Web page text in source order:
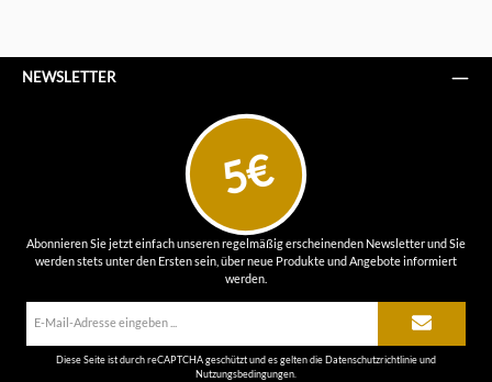
NEWSLETTER
5€
Abonnieren Sie jetzt einfach unseren regelmäßig erscheinenden Newsletter und Sie
werden stets unter den Ersten sein, über neue Produkte und Angebote informiert
werden.
Diese Seite ist durch reCAPTCHA geschützt und es gelten die Datenschutzrichtlinieund
Nutzungsbedingungen.